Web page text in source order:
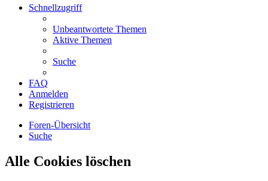
Schnellzugriff
Unbeantwortete Themen
Aktive Themen
Suche
FAQ
Anmelden
Registrieren
Foren-Übersicht
Suche
Alle Cookies löschen